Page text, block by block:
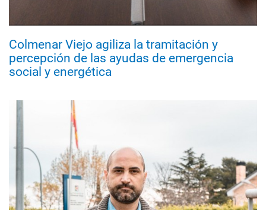
Colmenar Viejo agiliza la tramitación y
percepción de las ayudas de emergencia
social y energética